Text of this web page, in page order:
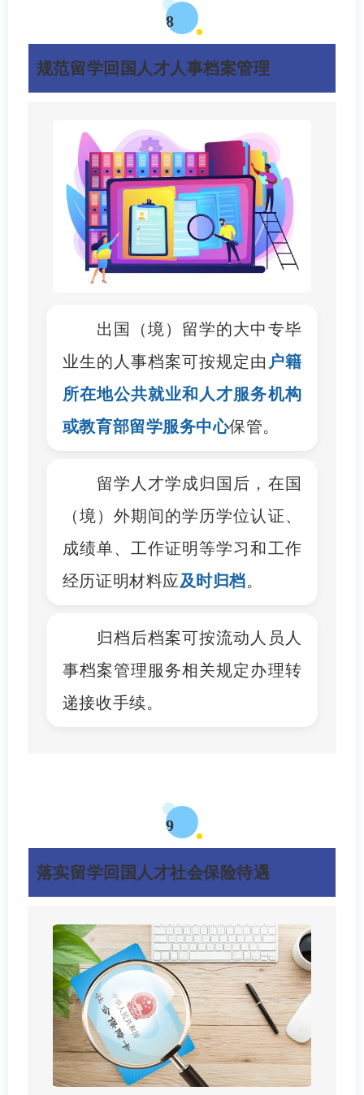
8
规范留学回国人才人事档案管理
出国（境）留学的大中专毕
业生的人事档案可按规定由 户籍
所在地公共就业和人才服务机构
或教育部留学服务中心保管。
留学人才学成归国后，在国
（境）外期间的学历学位认证、
成绩单、工作证明等学习和工作
经历证明材料应及时归档。
归档后档案可按流动人员人
事档案管理服务相关规定办理转
递接收手续。
9
落实留学回国人才社会保险待遇